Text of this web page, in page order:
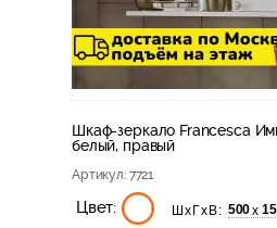
Шкаф-зеркало Francesca
белый, правый
Артикул: 7721
Цвет: ШхГхВ: 500х